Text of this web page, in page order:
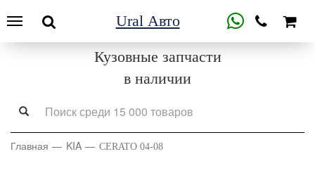
Ural Авто
Кузовные запчасти
в наличии
Главная KIA CERATO 04-08